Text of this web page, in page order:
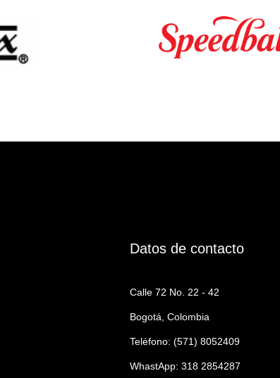
Datos de contacto
Calle 72 No. 22 - 42
Bogotá, Colombia
Teléfono: (571) 8052409
WhastApp: 318 2854287